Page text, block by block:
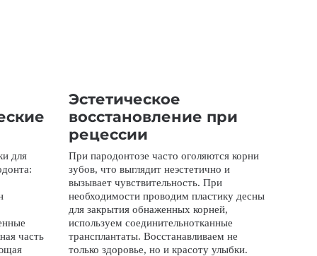
для
часть
Эстетическое
восстановление при
рецессии
При пародонтозе часто оголяются корни
зубов, что выглядит неэстетично и
вызывает чувствительность. При
необходимости проводим пластику десны
для закрытия обнаженных корней,
используем соединительнотканные
трансплантаты. Восстанавливаем не
только здоровье, но и красоту улыбки.